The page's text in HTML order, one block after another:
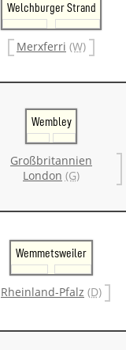
Welchburger Strand
Merxferri (W)
Wembley
Großbritannien
London (G)
Wemmetsweiler
Rheinland-Pfalz (D)